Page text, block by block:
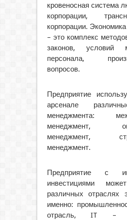
кровеносная система
корпорации,
корпорации.
– это комплекс
законов, условий
персонала,
вопросов.
Предприятие
арсенале
менеджмента:
менеджмент,
менеджмент,
менеджмент.
Предприятие с
инвестициями
различных отраслях
именно:
отрасль, IT –